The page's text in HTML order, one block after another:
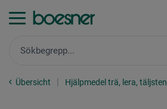
Übersicht Hjälpmedel trä, lera, täljsten